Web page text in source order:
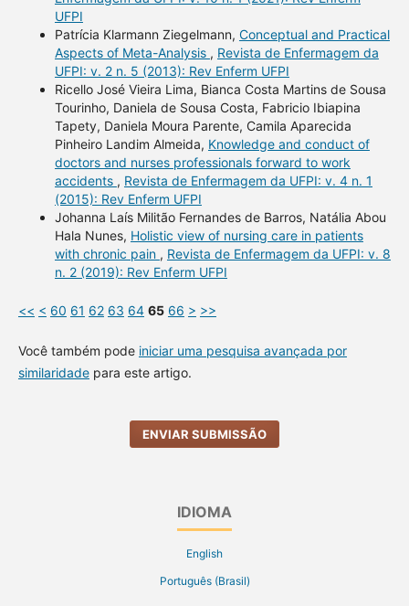
UFPI
Patrícia Klarmann Ziegelmann, Conceptual and Practical
Aspects of Meta-Analysis , Revista de Enfermagem da
UFPI: v. 2 n. 5 (2013): Rev Enferm UFPI
Ricello José Vieira Lima, Bianca Costa Martins de Sousa
Tourinho, Daniela de Sousa Costa, Fabricio Ibiapina
Tapety, Daniela Moura Parente, Camila Aparecida
Pinheiro Landim Almeida, Knowledge and conduct of
doctors and nurses professionals forward to work
accidents , Revista de Enfermagem da UFPI: v. 4 n. 1
(2015): Rev Enferm UFPI
Johanna Laís Militão Fernandes de Barros, Natália Abou
Hala Nunes, Holistic view of nursing care in patients
with chronic pain , Revista de Enfermagem da UFPI: v. 8
n. 2 (2019): Rev Enferm UFPI
<< < 60 61 62 63 64 65 66 > >>
Você também pode iniciar uma pesquisa avançada por
similaridadepara este artigo.
ENVIAR SUBMISSÃO
IDIOMA
English
Português (Brasil)